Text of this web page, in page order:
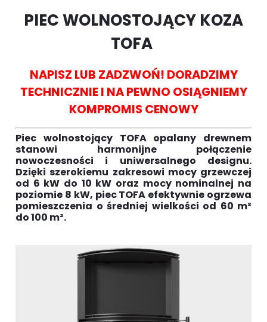
PIEC WOLNOSTOJĄCY KOZA
TOFA
NAPISZ LUB ZADZWOŃ! DORADZIMY
TECHNICZNIE I NA PEWNO OSIĄGNIEMY
KOMPROMIS CENOWY
Piec wolnostojący TOFA opalany drewnem
stanowi harmonijne połączenie
nowoczesności i uniwersalnego designu.
Dzięki szerokiemu zakresowi mocy grzewczej
od 6 kW do 10 kW oraz mocy nominalnej na
poziomie 8 kW, piec TOFA efektywnie ogrzewa
pomieszczenia o średniej wielkości od 60 m²
do 100 m².